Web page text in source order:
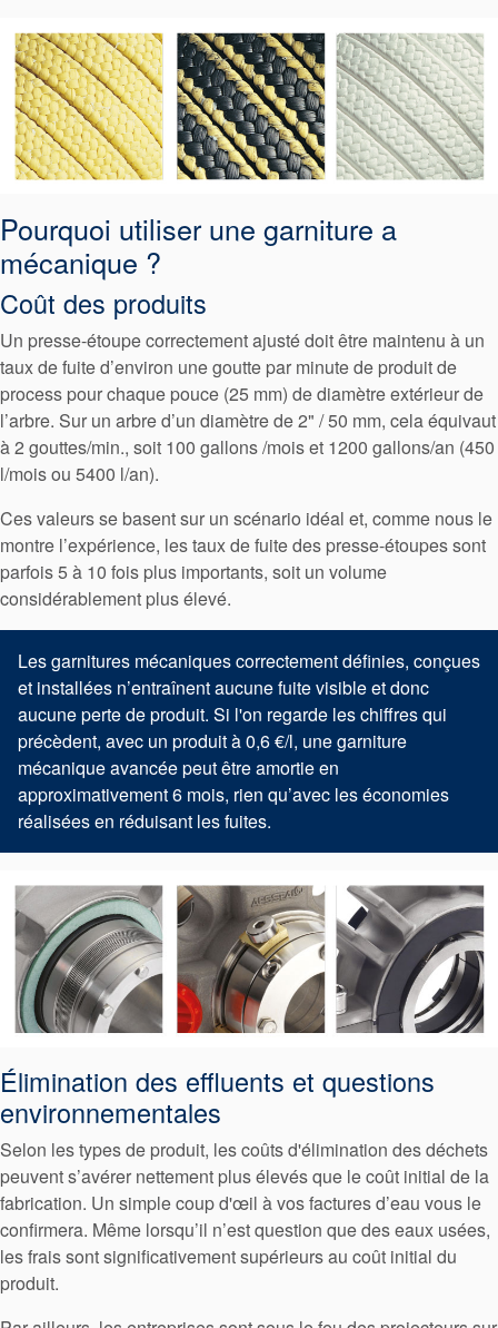
Contactez-nous
Localisations
Actualités
Durabilité
Pourquoi utiliser une garniture a
mécanique ?
Coût des produits
Un presse-étoupe correctement ajusté doit être maintenu à un
taux de fuite d’environ une goutte par minute de produit de
process pour chaque pouce (25 mm) de diamètre extérieur de
l’arbre. Sur un arbre d’un diamètre de 2" / 50 mm, cela équivaut
à 2 gouttes/min., soit 100 gallons /mois et 1200 gallons/an (450
l/mois ou 5400 l/an).
Ces valeurs se basent sur un scénario idéal et, comme nous le
montre l’expérience, les taux de fuite des presse-étoupes sont
parfois 5 à 10 fois plus importants, soit un volume
considérablement plus élevé.
Les garnitures mécaniques correctement définies, conçues
et installées n’entraînent aucune fuite visible et donc
aucune perte de produit. Si l'on regarde les chiffres qui
précèdent, avec un produit à 0,6 €/l, une garniture
mécanique avancée peut être amortie en
approximativement 6 mois, rien qu’avec les économies
réalisées en réduisant les fuites.
Élimination des effluents et questions
environnementales
Selon les types de produit, les coûts d'élimination des déchets
peuvent s’avérer nettement plus élevés que le coût initial de la
fabrication. Un simple coup d'œil à vos factures d’eau vous le
confirmera. Même lorsqu’il n’est question que des eaux usées,
les frais sont significativement supérieurs au coût initial du
produit.